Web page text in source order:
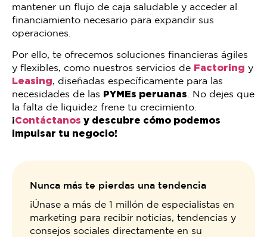
mantener un flujo de caja saludable y acceder al
financiamiento necesario para expandir sus
operaciones.
Por ello, te ofrecemos soluciones financieras ágiles
y flexibles, como nuestros servicios de Factoring y
Leasing, diseñadas específicamente para las
necesidades de las PYMEs peruanas . No dejes que
la falta de liquidez frene tu crecimiento.
¡Contáctanos y descubre cómo podemos
impulsar tu negocio!
Nunca más te pierdas una tendencia
¡Únase a más de 1 millón de especialistas en
marketing para recibir noticias, tendencias y
consejos sociales directamente en su